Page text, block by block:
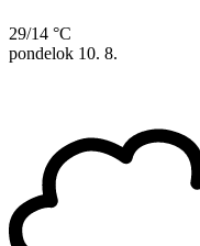
29/14 °C
pondelok 10. 8.